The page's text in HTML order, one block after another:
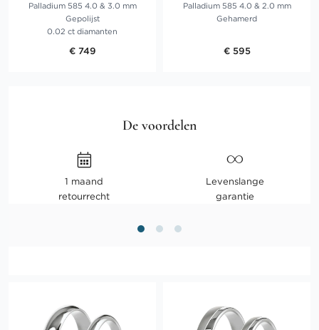
Palladium 585 4.0 & 3.0 mm
Gepolijst
0.02 ct diamanten
€ 749
Palladium 585 4.0 & 2.0 mm
Gehamerd
€ 595
De voordelen
1 maand
retourrecht
Levenslange
garantie